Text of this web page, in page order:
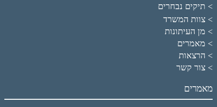
תיקים נבחרים
צוות המשרד
מן העיתונות
מאמרים
הרצאות
צור קשר
מאמרים